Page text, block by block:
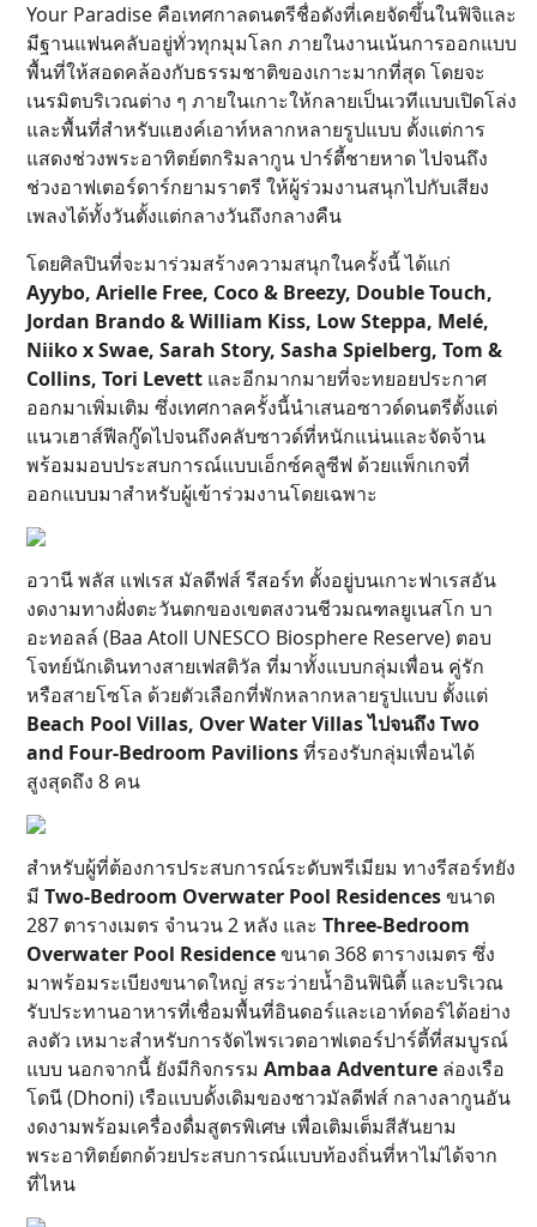
Your Paradise คือเทศกาลดนตรีชื่อดังที่เคยจัดขึ้นในฟิจิและ
มีฐานแฟนคลับอยู่ทั่วทุกมุมโลก ภายในงานเน้นการออกแบบ
พื้นที่ให้สอดคล้องกับธรรมชาติของเกาะมากที่สุด โดยจะ
เนรมิตบริเวณต่าง ๆ ภายในเกาะให้กลายเป็นเวทีแบบเปิดโล่ง
และพื้นที่สำหรับแฮงค์เอาท์หลากหลายรูปแบบ ตั้งแต่การ
แสดงช่วงพระอาทิตย์ตกริมลากูน ปาร์ตี้ชายหาด ไปจนถึง
ช่วงอาฟเตอร์ดาร์กยามราตรี ให้ผู้ร่วมงานสนุกไปกับเสียง
เพลงได้ทั้งวันตั้งแต่กลางวันถึงกลางคืน
โดยศิลปินที่จะมาร่วมสร้างความสนุกในครั้งนี้ ได้แก่
Ayybo, Arielle Free, Coco & Breezy, Double Touch,
Jordan Brando & William Kiss, Low Steppa, Melé,
Niiko x Swae, Sarah Story, Sasha Spielberg, Tom &
Collins, Tori Levett และอีกมากมายที่จะทยอยประกาศ
ออกมาเพิ่มเติม ซึ่งเทศกาลครั้งนี้นำเสนอซาวด์ดนตรีตั้งแต่
แนวเฮาส์ฟีลกู๊ดไปจนถึงคลับซาวด์ที่หนักแน่นและจัดจ้าน
พร้อมมอบประสบการณ์แบบเอ็กซ์คลูซีฟ ด้วยแพ็กเกจที่
ออกแบบมาสำหรับผู้เข้าร่วมงานโดยเฉพาะ
อวานี พลัส แฟเรส มัลดีฟส์ รีสอร์ท ตั้งอยู่บนเกาะฟาเรสอัน
งดงามทางฝั่งตะวันตกของเขตสงวนชีวมณฑลยูเนสโก บา
อะทอลล์ (Baa Atoll UNESCO Biosphere Reserve) ตอบ
โจทย์นักเดินทางสายเฟสติวัล ที่มาทั้งแบบกลุ่มเพื่อน คู่รัก
หรือสายโซโล ด้วยตัวเลือกที่พักหลากหลายรูปแบบ ตั้งแต่
Beach Pool Villas, Over Water Villas ไปจนถึง Two
and Four-Bedroom Pavilionsที่รองรับกลุ่มเพื่อนได้
สูงสุดถึง 8 คน
สำหรับผู้ที่ต้องการประสบการณ์ระดับพรีเมียม ทางรีสอร์ทยัง
มี Two-Bedroom Overwater Pool Residencesขนาด
287 ตารางเมตร จำนวน 2 หลัง และ Three-Bedroom
Overwater Pool Residenceขนาด 368 ตารางเมตร ซึ่ง
มาพร้อมระเบียงขนาดใหญ่ สระว่ายน้ำอินฟินิตี้ และบริเวณ
รับประทานอาหารที่เชื่อมพื้นที่อินดอร์และเอาท์ดอร์ได้อย่าง
ลงตัว เหมาะสำหรับการจัดไพรเวตอาฟเตอร์ปาร์ตี้ที่สมบูรณ์
แบบ นอกจากนี้ ยังมีกิจกรรม Ambaa Adventure ล่องเรือ
โดนี (Dhoni) เรือแบบดั้งเดิมของชาวมัลดีฟส์ กลางลากูนอัน
งดงามพร้อมเครื่องดื่มสูตรพิเศษ เพื่อเติมเต็มสีสันยาม
พระอาทิตย์ตกด้วยประสบการณ์แบบท้องถิ่นที่หาไม่ได้จาก
ที่ไหน